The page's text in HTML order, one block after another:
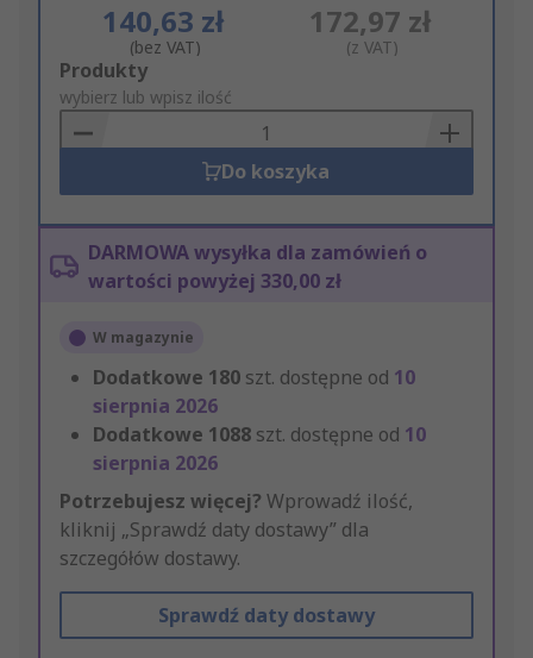
140,63 zł
(bez VAT)
172,97 zł
(z VAT)
Add
to
Basket
Produkty
wybierz lub wpisz ilość
Do koszyka
DARMOWA wysyłka dla zamówień o
wartości powyżej 330,00 zł
W magazynie
Dodatkowe 180 szt. dostępne od 10
sierpnia 2026
Dodatkowe 1088 szt. dostępne od 10
sierpnia 2026
Potrzebujesz więcej? Wprowadź ilość,
kliknij „Sprawdź daty dostawy” dla
szczegółów dostawy.
Sprawdź daty dostawy